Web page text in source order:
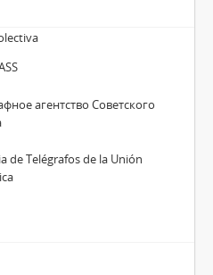
агентство Советского
de Telégrafos de la Unión